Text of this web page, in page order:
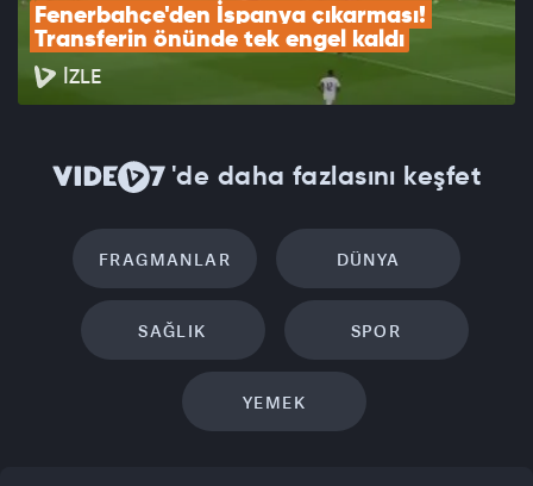
Fenerbahçe'den İspanya çıkarması!
Transferin önünde tek engel kaldı
İZLE
'de daha fazlasını keşfet
FRAGMANLAR DÜNYA
SAĞLIK SPOR
YEMEK